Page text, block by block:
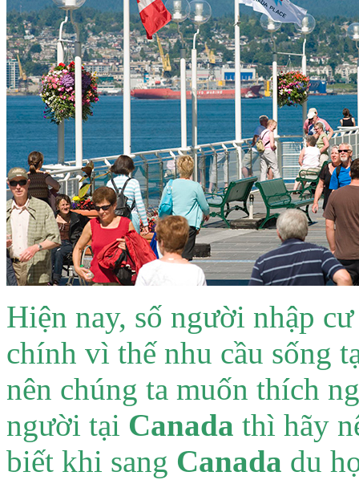
Hiện nay, số người nhập
chính vì thế nhu cầu sống
nên chúng ta muốn thích
người tại Canada thì hãy
biết khi sang Canada du